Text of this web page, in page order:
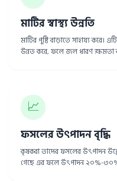
মাটির স্বাস্থ্য উন্নতি
মাটির পুষ্টি বাড়াতে সাহায্য করে।
উন্নত করে, ফলে জল ধারণ ক্ষমতা
📈
ফসলের উৎপাদন বৃদ্ধি
কৃষকরা তাদের ফসলের উৎপাদন
গেছে এর ফলে উৎপাদন ২০%-৩০%